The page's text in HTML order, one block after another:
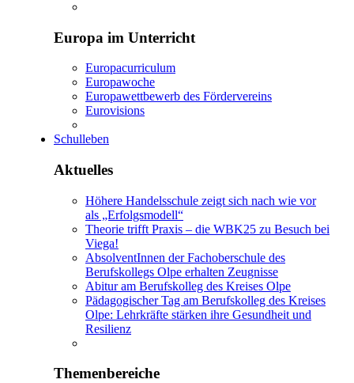
Europa im Unterricht
Europacurriculum
Europawoche
Europawettbewerb des Fördervereins
Eurovisions
Schulleben
Aktuelles
Höhere Handelsschule zeigt sich nach wie vor
als „Erfolgsmodell“
Theorie trifft Praxis – die WBK25 zu Besuch bei
Viega!
AbsolventInnen der Fachoberschule des
Berufskollegs Olpe erhalten Zeugnisse
Abitur am Berufskolleg des Kreises Olpe
Pädagogischer Tag am Berufskolleg des Kreises
Olpe: Lehrkräfte stärken ihre Gesundheit und
Resilienz
Themenbereiche